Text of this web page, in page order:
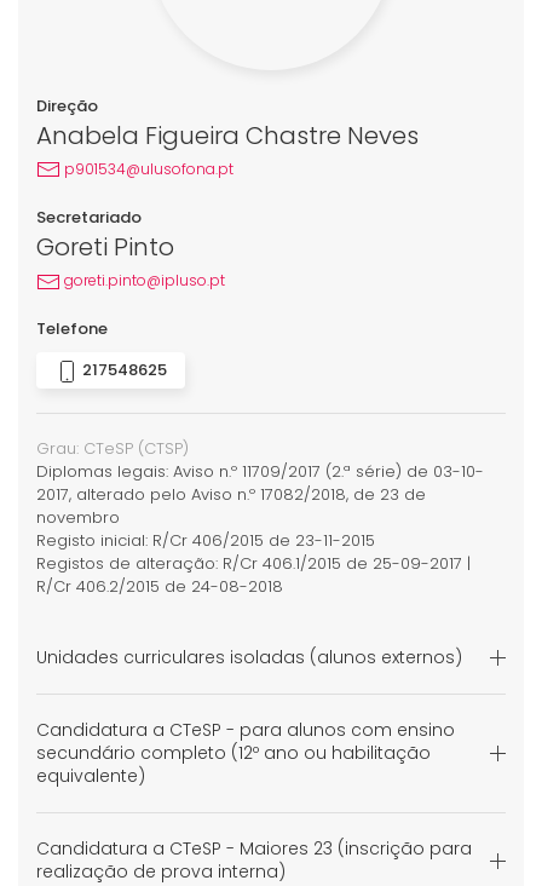
Direção
Anabela Figueira Chastre Neves
p901534@ulusofona.pt
Secretariado
Goreti Pinto
goreti.pinto@ipluso.pt
Telefone
217548625
Grau: CTeSP (CTSP)
Diplomas legais: Aviso n.º 11709/2017 (2.ª série) de 03-10-
2017, alterado pelo Aviso n.º 17082/2018, de 23 de
novembro
Registo inicial: R/Cr 406/2015 de 23-11-2015
Registos de alteração: R/Cr 406.1/2015 de 25-09-2017 |
R/Cr 406.2/2015 de 24-08-2018
Unidades curriculares isoladas (alunos externos)
Candidatura a CTeSP - para alunos com ensino
secundário completo (12º ano ou habilitação
equivalente)
Candidatura a CTeSP - Maiores 23 (inscrição para
realização de prova interna)